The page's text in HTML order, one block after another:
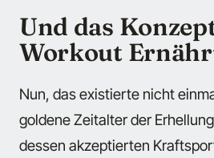
Und das
Workout
Nun, das existierte nicht
goldene Zeitalter der
dessen akzeptierten